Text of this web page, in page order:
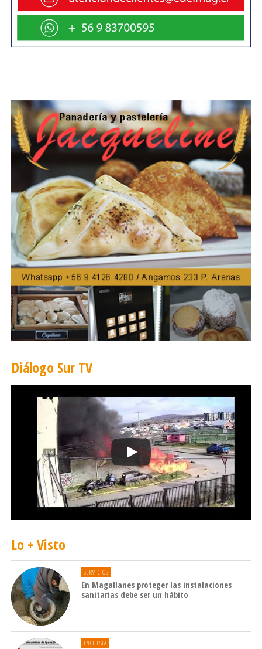
microempresas lo pasaron muy mal. Es fundamental que
las autoridades actúen en tiempo y forma, no cuando los
hechos ya están consumados, ya que nadie tiene el
derecho de quitar la libertad de trabajar y circular
Última Esperanza, Adriana Aguilar Lagos, resaltó que
“como sector nos ha tocado ver, en diferentes
ocasiones, a distintos grupos del sector público y privado
que han tenido que extremar las medidas de presión
para ser realmente atendidos en sus demandas.
Probablemente, esto se deba a la falta de agilidad para
instalar las mesas de trabajo de manera oportuna o a la
poca capacidad de negociación de las autoridades que
no cuentan con la experiencia suficiente para privilegiar el
diálogo idóneo con resultados eficientes para que
ninguna organización tenga que llegar a los extremos de
vulnerar los derechos de otros”
Diálogo Sur TV
Lo + Visto
SERVICIOS
En Magallanes proteger las instalaciones
sanitarias debe ser un hábito
ENCUESTA